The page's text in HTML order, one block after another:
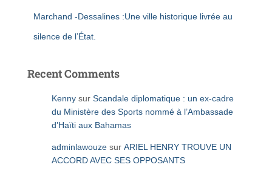
Marchand -Dessalines :Une ville historique livrée au
silence de l’État.
Recent Comments
Kenny sur Scandale diplomatique : un ex-cadre
du Ministère des Sports nommé à l’Ambassade
d’Haïti aux Bahamas
adminlawouze sur ARIEL HENRY TROUVE UN
ACCORD AVEC SES OPPOSANTS